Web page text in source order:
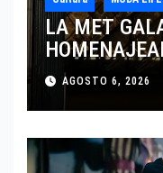
LA MET
MARCANDO
DEL
AGOSTO 6, 2026